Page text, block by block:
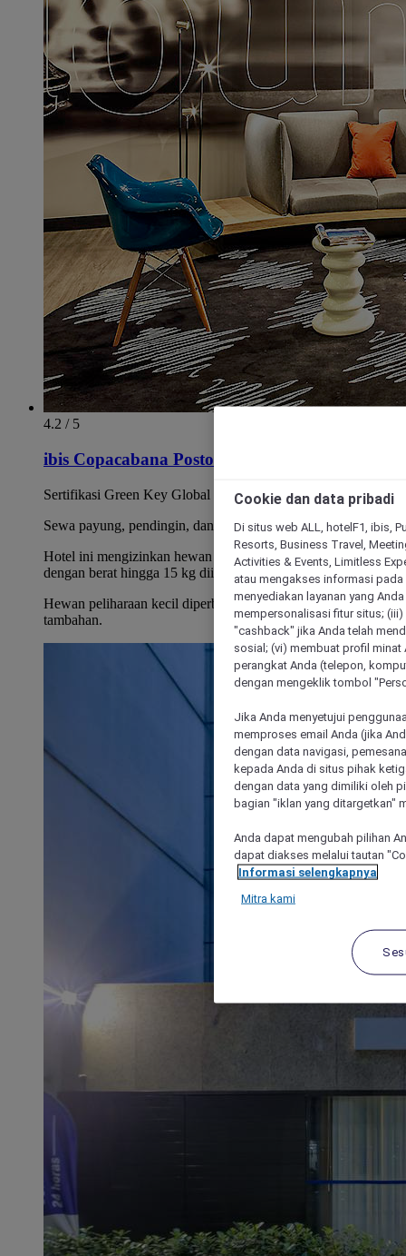
4.2 / 5
ibis Copacabana Posto 5
Sertifikasi Green Key Global
Sewa payung, pendingin, dan handuk pantai
Hotel ini mengizinkan hewan peliharaan. Hewan peliharaan
dengan berat hingga 15 kg diizinkan!
Hewan peliharaan kecil diperbolehkan dengan biaya
tambahan.
Cookie dan data pribadi
Di situs web ALL, hotelF1, ibis,
Resorts, Business Travel,
Activities & Events, Limitless
atau mengakses informasi
menyediakan layanan yang
mempersonalisasi fitur situs;
"cashback" jika Anda telah
sosial; (vi) membuat profil
perangkat Anda (telepon,
dengan mengeklik tombol
Jika Anda menyetujui
memproses email Anda (jika
dengan data navigasi,
kepada Anda di situs pihak
dengan data yang dimiliki oleh
bagian "iklan yang ditargetkan"
Anda dapat mengubah pilihan
dapat diakses melalui tautan
Informasi selengkapnya
Mitra kami